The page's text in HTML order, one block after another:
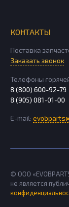
КОНТАКТЫ
Поставка
Заказать звонок
Телефоны
8 (800) 600-92-79
8 (905) 081-01-00
E-mail:
© ООО
не является